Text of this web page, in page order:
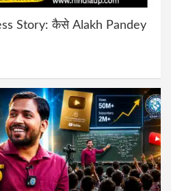
Story: कैसे Alakh Pandey